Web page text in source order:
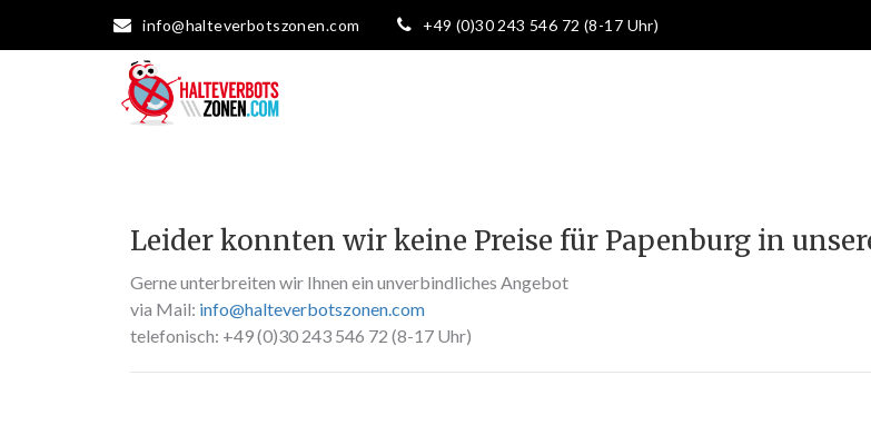
info@halteverbotszonen.com +49 (0)30 243 546 72 (8-17 Uhr)
Leider konnten wir keine Preise für Papenburg in
Gerne unterbreiten wir Ihnen ein unverbindliches Angebot
via Mail: info@halteverbotszonen.com
telefonisch: +49 (0)30 243 546 72 (8-17 Uhr)